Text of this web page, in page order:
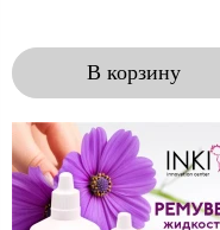
В корзину